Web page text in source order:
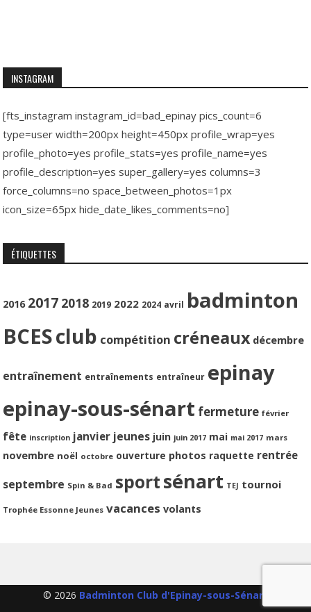
INSTAGRAM
[fts_instagram instagram_id=bad_epinay pics_count=6
type=user width=200px height=450px profile_wrap=yes
profile_photo=yes profile_stats=yes profile_name=yes
profile_description=yes super_gallery=yes columns=3
force_columns=no space_between_photos=1px
icon_size=65px hide_date_likes_comments=no]
ÉTIQUETTES
2016 2017 2018 2019 2022 2024 avril badminton
BCESclub compétition créneaux décembre
entraînement entraînements entraîneur epinay
epinay-sous-sénart fermeture février
fête inscription janvier jeunes juin juin 2017 mai mai 2017 mars
novembre noël octobre ouverture photos raquette rentrée
septembre Spin & Bad sportsénart TEJ tournoi
Trophée Essonne Jeunes vacances volants
© 2026 Badminton Club d'Epinay-sous-Sénart